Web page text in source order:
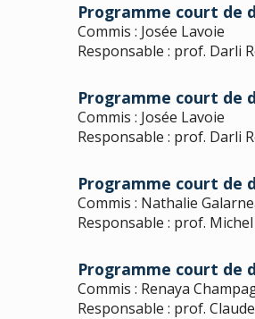
Programme court de
Commis : Josée Lavoie
Responsable : prof. Darli
Programme court de
Commis : Josée Lavoie
Responsable : prof. Darli
Programme court de
Commis : Nathalie
Responsable : prof.
Programme court de
Commis : Renaya
Responsable : prof.